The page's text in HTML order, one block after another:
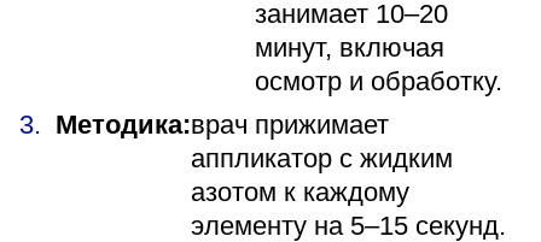
занимает 10–20
минут, включая
осмотр и обработку.
Методика:врач прижимает
аппликатор с жидким
азотом к каждому
элементу на 5–15 секунд.